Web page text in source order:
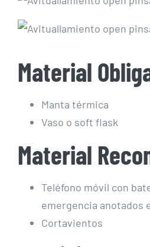
Material
Manta térmica
Vaso o soft flask
Material
Teléfono móvil con
emergencia anotados
Cortavientos